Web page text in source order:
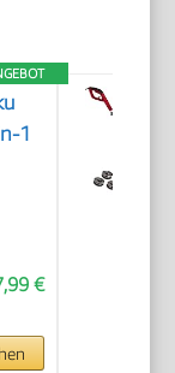
1
€